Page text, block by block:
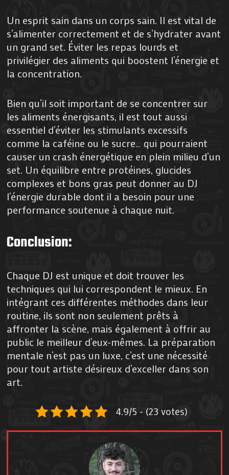
Un esprit sain dans un corps sain. Il est vital de
s’alimenter correctement et de s’hydrater avant
un grand set. Éviter les repas lourds et
privilégier des aliments qui boostent l’énergie et
la concentration.
Bien qu’il soit important de se concentrer sur
les aliments énergisants, il est tout aussi
essentiel d’éviter les stimulants excessifs
comme la caféine ou le sucre… qui pourraient
causer un crash énergétique en plein milieu d’un
set. Un équilibre entre protéines, glucides
complexes et bons gras peut donner au DJ
l’énergie durable dont il a besoin pour une
performance soutenue à chaque nuit.
Conclusion:
Chaque DJ est unique et doit trouver les
techniques qui lui correspondent le mieux. En
intégrant ces différentes méthodes dans leur
routine, ils sont non seulement prêts à
affronter la scène, mais également à offrir au
public le meilleur d’eux-mêmes. La préparation
mentale n’est pas un luxe, c’est une nécessité
pour tout artiste désireux d’exceller dans son
art.
4.9/5 - (23 votes)